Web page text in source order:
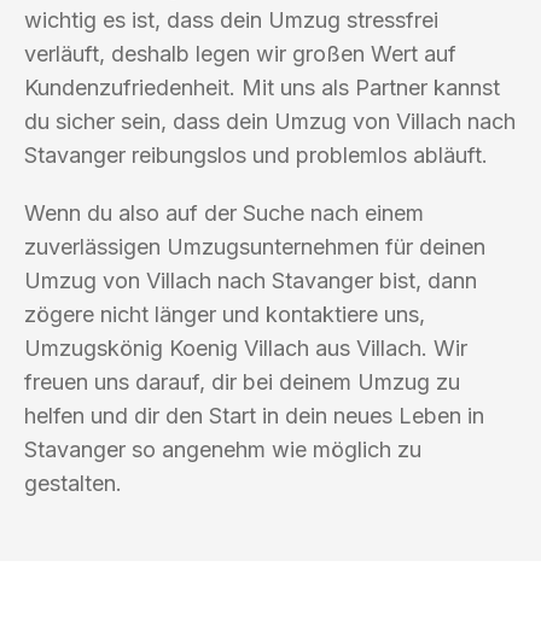
wichtig es ist, dass dein Umzug stressfrei
verläuft, deshalb legen wir großen Wert auf
Kundenzufriedenheit. Mit uns als Partner kannst
du sicher sein, dass dein Umzug von Villach nach
Stavanger reibungslos und problemlos abläuft.
Wenn du also auf der Suche nach einem
zuverlässigen Umzugsunternehmen für deinen
Umzug von Villach nach Stavanger bist, dann
zögere nicht länger und kontaktiere uns,
Umzugskönig Koenig Villach aus Villach. Wir
freuen uns darauf, dir bei deinem Umzug zu
helfen und dir den Start in dein neues Leben in
Stavanger so angenehm wie möglich zu
gestalten.